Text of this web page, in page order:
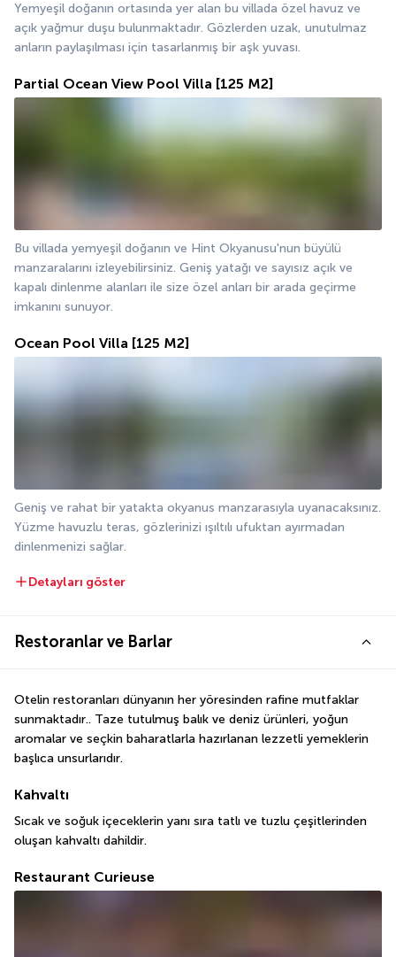
Yemyeşil doğanın ortasında yer alan bu villada özel havuz ve
açık yağmur duşu bulunmaktadır. Gözlerden uzak, unutulmaz
anların paylaşılması için tasarlanmış bir aşk yuvası.
Partial Ocean View Pool Villa [125 M2]
Bu villada yemyeşil doğanın ve Hint Okyanusu'nun büyülü
manzaralarını izleyebilirsiniz. Geniş yatağı ve sayısız açık ve
kapalı dinlenme alanları ile size özel anları bir arada geçirme
imkanını sunuyor.
Ocean Pool Villa [125 M2]
Geniş ve rahat bir yatakta okyanus manzarasıyla uyanacaksınız.
Yüzme havuzlu teras, gözlerinizi ışıltılı ufuktan ayırmadan
dinlenmenizi sağlar.
Detayları göster
Restoranlar ve Barlar
Otelin restoranları dünyanın her yöresinden rafine mutfaklar
sunmaktadır.. Taze tutulmuş balık ve deniz ürünleri, yoğun
aromalar ve seçkin baharatlarla hazırlanan lezzetli yemeklerin
başlıca unsurlarıdır.
Kahvaltı
Sıcak ve soğuk içeceklerin yanı sıra tatlı ve tuzlu çeşitlerinden
oluşan kahvaltı dahildir.
Restaurant Curieuse